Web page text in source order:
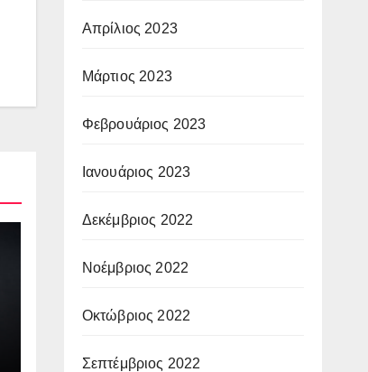
Απρίλιος 2023
Μάρτιος 2023
Φεβρουάριος 2023
Ιανουάριος 2023
Δεκέμβριος 2022
Νοέμβριος 2022
Οκτώβριος 2022
Σεπτέμβριος 2022